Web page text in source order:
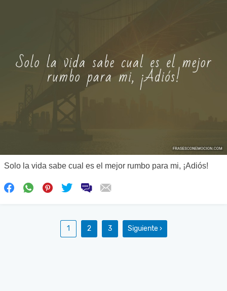
Solo la vida sabe cual es el mejor rumbo para mi, ¡Adiós!
1 2 3 Siguiente ›